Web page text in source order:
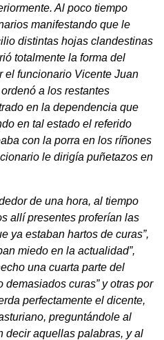
Al poco tiempo
manifestando que le
distintas hojas clandestinas
totalmente la forma del
el funcionario Vicente Juan
a los restantes
en la dependencia que
en tal estado el referido
con la porra en los ríñones
le dirigía puñetazos en
de una hora, al tiempo
allí presentes proferían las
ya estaban hartos de curas”,
miedo en la actualidad”,
una cuarta parte del
demasiados curas” y otras por
perfectamente el dicente,
preguntándole al
decir aquellas palabras, y al